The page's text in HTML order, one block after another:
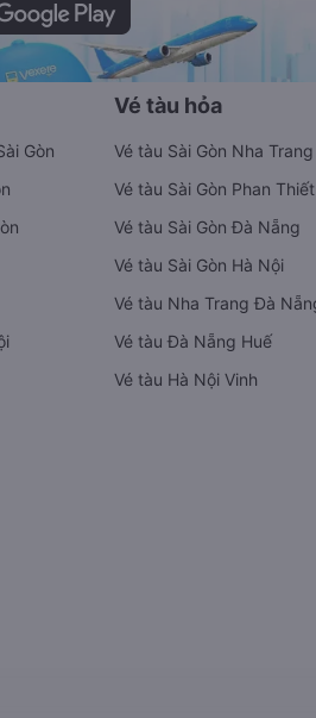
Gòn
Vé tàu hỏa
Vé tàu Sài Gòn Nha Trang
Vé tàu Sài Gòn Phan Thiết
Vé tàu Sài Gòn Đà Nẵng
Vé tàu Sài Gòn Hà Nội
Vé tàu Nha Trang Đà
Vé tàu Đà Nẵng Huế
Vé tàu Hà Nội Vinh